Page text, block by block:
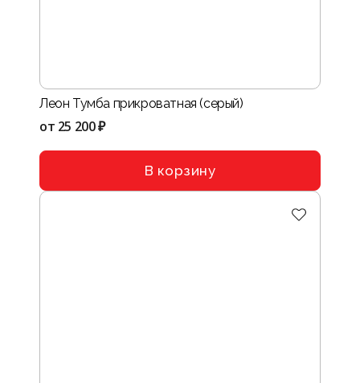
Леон Тумба прикроватная (серый)
от 25 200 ₽
В корзину